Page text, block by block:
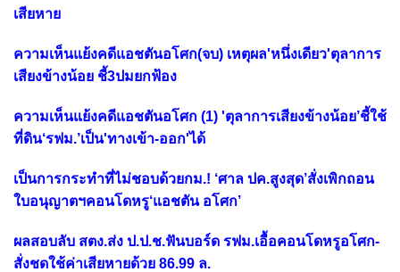
เสียหาย
ความเห็นแย้งคดีแอชตันอโศก(จบ) เหตุผล'หนึ่งเดียว'ตุลาการ
เสียงข้างน้อย ชี้3ปมยกฟ้อง
ความเห็นแย้งคดีแอชตันอโศก (1) 'ตุลาการเสียงข้างน้อย’ชี้ใช้
ที่ดิน‘รฟม.’เป็น'ทางเข้า-ออก'ได้
เป็นการกระทำที่ไม่ชอบด้วยกม.! ‘ศาล ปค.สูงสุด’สั่งเพิกถอน
ใบอนุญาตฯคอนโดหรู‘แอชตัน อโศก’
ผลสอบลับ สตง.ส่ง ป.ป.ช.ฟันบอร์ด รฟม.เอื้อคอนโดหรูอโศก-
สั่งชดใช้ค่าเสียหายด้วย 86.99 ล.